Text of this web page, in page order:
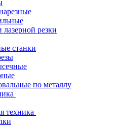
лазерной резки
станки
по металлу
техника